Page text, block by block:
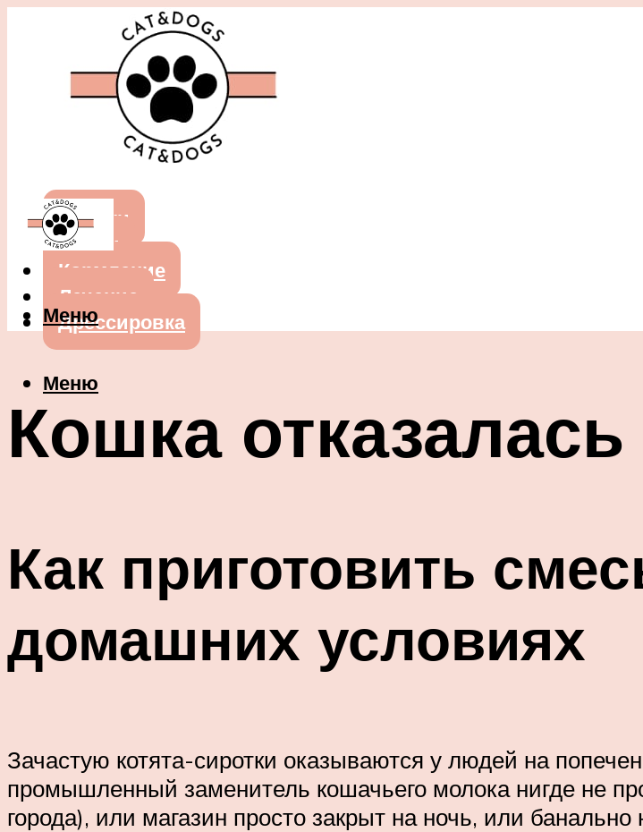
Собаки
Кошки
Кормление
Лечение
Дрессировка
Меню
Меню
Кошка отказалась
Как приготовить
домашних условиях
Зачастую котята-сиротки оказываются у людей на
промышленный заменитель кошачьего молока нигде не
города), или магазин просто закрыт на ночь, или банально